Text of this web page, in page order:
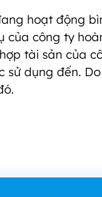
hoạt động
của công ty
tài sản của
sử dụng đến.